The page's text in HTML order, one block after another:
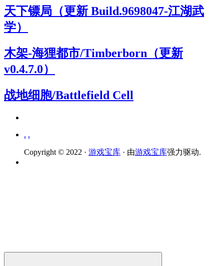
天下镖局（更新 Build.9698047-江湖武
学）
木架-海狸都市/Timberborn（更新
v0.4.7.0）
战地细胞/Battlefield Cell
. .
Copyright © 2022 · 游戏宝库 · 由游戏宝库强力驱动.